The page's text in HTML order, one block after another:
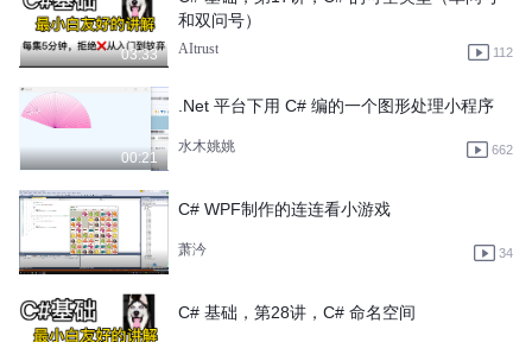
03:33
和双问号）
AItrust 112
00:21
.Net 平台下用 C# 编的一个图形处理小程序
水木姚姚 662
C# WPF制作的连连看小游戏
萧汵 34
C# 基础，第28讲，C# 命名空间